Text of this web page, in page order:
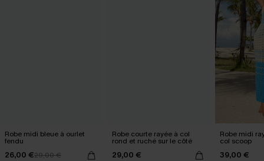
Robe midi bleue à ourlet
fendu
26,00 €29,00 €
Robe courte rayée à col
rond et ruché sur le côté
29,00 €
Robe midi
col scoop
39,00 €